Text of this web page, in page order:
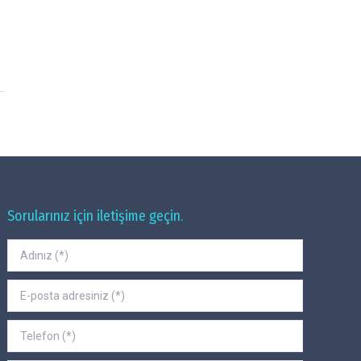
Sorularınız için iletişime geçin.